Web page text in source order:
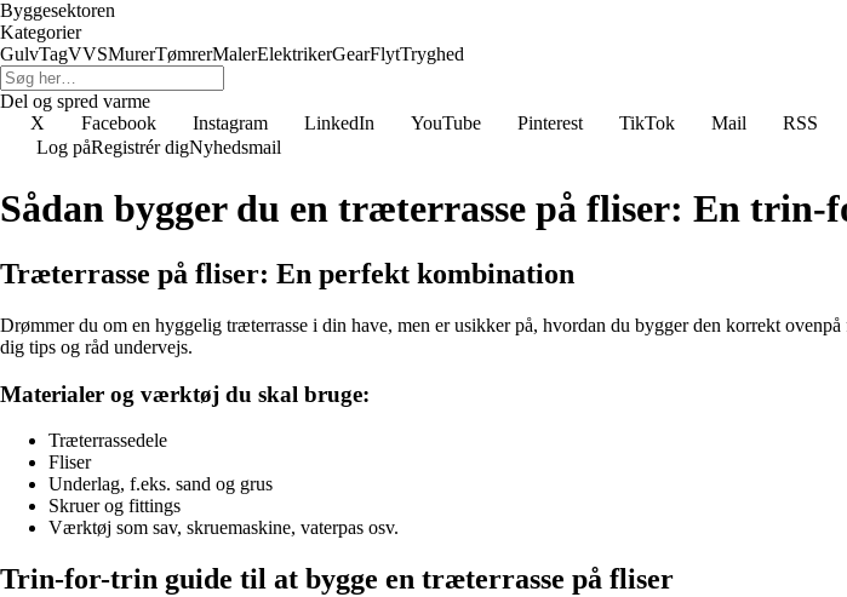
Byggesektoren
Kategorier
GulvTagVVSMurerTømrerMalerElektrikerGearFlytTryghed
Del og spred varme
X
Facebook Instagram LinkedIn YouTube Pinterest TikTok Mail
RSS
Log påRegistrér digNyhedsmail
Sådan bygger du en træterrasse på fliser: En
Træterrasse på fliser: En perfekt kombination
Drømmer du om en hyggelig træterrasse i din have, men er usikker på, hvordan du bygger den korrekt
dig tips og råd undervejs.
Materialer og værktøj du skal bruge:
Træterrassedele
Fliser
Underlag, f.eks. sand og grus
Skruer og fittings
Værktøj som sav, skruemaskine, vaterpas osv.
Trin-for-trin guide til at bygge en træterrasse på fliser